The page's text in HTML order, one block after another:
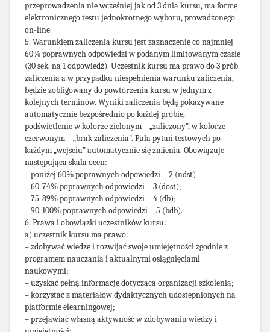
przeprowadzenia nie wcześniej jak od 3 dnia kursu, ma formę
elektronicznego testu jednokrotnego wyboru, prowadzonego
on-line.
5. Warunkiem zaliczenia kursu jest zaznaczenie co najmniej
60% poprawnych odpowiedzi w podanym limitowanym czasie
(30 sek. na 1 odpowiedź). Uczestnik kursu ma prawo do 3 prób
zaliczenia a w przypadku niespełnienia warunku zaliczenia,
będzie zobligowany do powtórzenia kursu w jednym z
kolejnych terminów. Wyniki zaliczenia będą pokazywane
automatycznie bezpośrednio po każdej próbie,
podświetlenie w kolorze zielonym – „zaliczony”, w kolorze
czerwonym – „brak zaliczenia”. Pula pytań testowych po
każdym „wejściu” automatycznie się zmienia. Obowiązuje
następująca skala ocen:
– poniżej 60% poprawnych odpowiedzi = 2 (ndst)
– 60-74% poprawnych odpowiedzi = 3 (dost);
– 75-89% poprawnych odpowiedzi = 4 (db);
– 90-100% poprawnych odpowiedzi = 5 (bdb).
6. Prawa i obowiązki uczestników kursu:
a) uczestnik kursu ma prawo:
– zdobywać wiedzę i rozwijać swoje umiejętności zgodnie z
programem nauczania i aktualnymi osiągnięciami
naukowymi;
– uzyskać pełną informację dotyczącą organizacji szkolenia;
– korzystać z materiałów dydaktycznych udostępnionych na
platformie elearningowej;
– przejawiać własną aktywność w zdobywaniu wiedzy i